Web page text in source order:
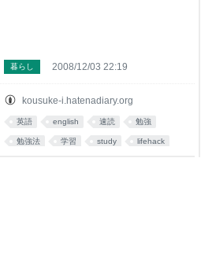
kousuke-i.hatenadiary.org
暮らし 2008/12/03 22:19
英語 english 速読 勉強
勉強法 学習 study lifehack